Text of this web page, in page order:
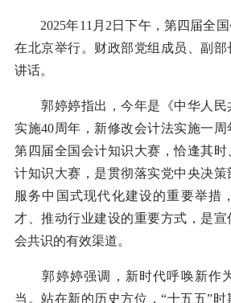
2025年11月2日下午，第四届全国
在北京举行。财政部党组成员、副
讲话。
郭婷婷指出，今年是《中华人民
实施40周年，新修改会计法实施一
第四届全国会计知识大赛，恰逢其
计知识大赛，是贯彻落实党中央决
服务中国式现代化建设的重要举措
才、推动行业建设的重要方式，是
会共识的有效渠道。
郭婷婷强调，新时代呼唤新作
当。站在新的历史方位，“十五五”